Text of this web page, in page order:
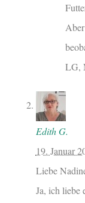
LG,
Edith G.
19. Januar
Liebe
Ja, ich liebe